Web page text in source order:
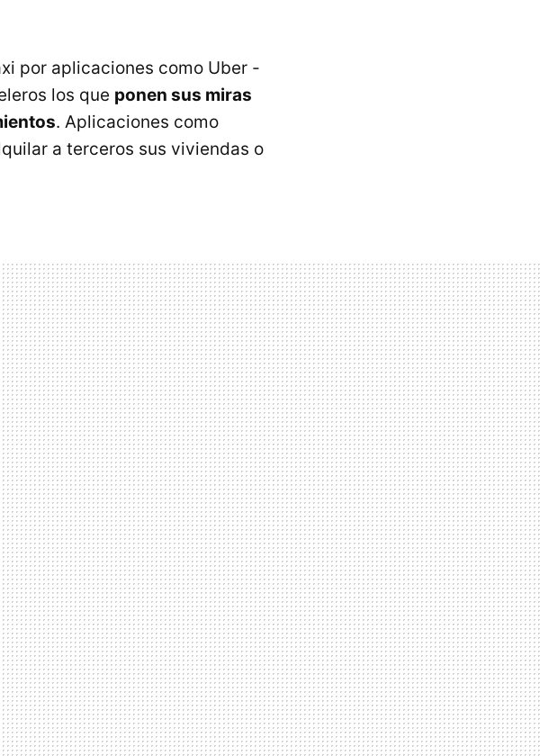
por aplicaciones como Uber -
los que ponen sus miras
. Aplicaciones como
a terceros sus viviendas o